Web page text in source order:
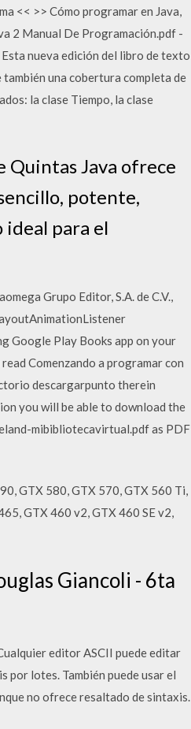
<< >> Cómo programar en Java,
2 Manual De Programación.pdf -
nueva edición del libro de texto
una cobertura completa de
la clase Tiempo, la clase
Quintas Java ofrece
potente,
para el
Grupo Editor, S.A. de C.V.,
Google Play Books app on your
Comenzando a programar con
descargarpunto therein
you will be able to download the
mibibliotecavirtual.pdf as PDF
GTX 580, GTX 570, GTX 560 Ti,
GTX 460 v2, GTX 460 SE v2,
Giancoli - 6ta
editor ASCII puede editar
lotes. También puede usar el
no ofrece resaltado de sintaxis.